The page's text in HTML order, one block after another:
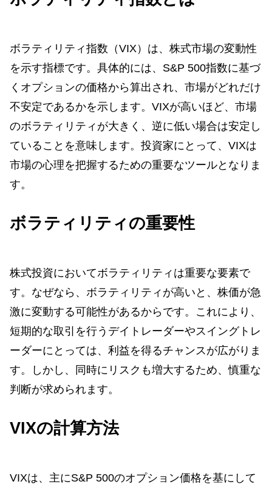
ボラティリティ指数（VIX）は、株式市場の変動性
を示す指標です。具体的には、S&P 500指数に基づ
くオプションの価格から算出され、市場がどれだけ
不安定であるかを示します。VIXが高いほど、市場
のボラティリティが大きく、逆に低い場合は安定し
ていることを意味します。投資家にとって、VIXは
市場の心理を把握するための重要なツールとなりま
す。
ボラティリティの重要性
株式投資においてボラティリティは重要な要素で
す。なぜなら、ボラティリティが高いと、株価が急
激に変動する可能性があるからです。これにより、
短期的な取引を行うデイトレーダーやスイングトレ
ーダーにとっては、利益を得るチャンスが広がりま
す。しかし、同時にリスクも増大するため、慎重な
判断が求められます。
VIXの計算方法
VIXは、主にS&P 500のオプション価格を基にして